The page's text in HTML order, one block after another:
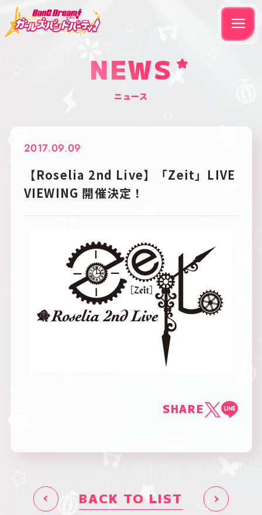
NEWS
ニュース
2017.09.09
【Roselia 2nd Live】「Zeit」LIVE
VIEWING 開催決定！
SHARE
BACK TO LIST